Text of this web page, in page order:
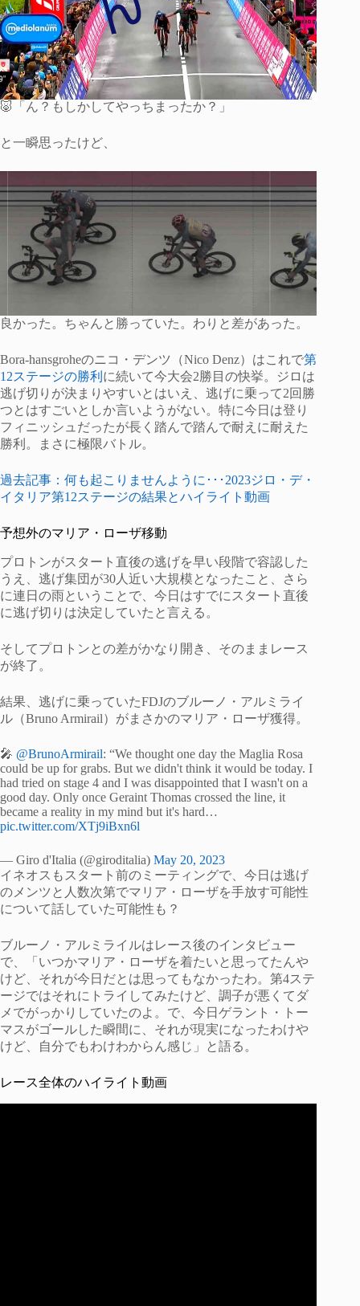
🐷「ん？もしかしてやっちまったか？」
と一瞬思ったけど、
良かった。ちゃんと勝っていた。わりと差があった。
Bora-hansgroheのニコ・デンツ（Nico Denz）はこれで第
12ステージの勝利 に続いて今大会2勝目の快挙。ジロは
逃げ切りが決まりやすいとはいえ、逃げに乗って2回勝
つとはすごいとしか言いようがない。特に今日は登り
フィニッシュだったが長く踏んで踏んで耐えに耐えた
勝利。まさに極限バトル。
過去記事：何も起こりませんように･･･2023ジロ・デ・
イタリア第12ステージの結果とハイライト動画
予想外のマリア・ローザ移動
プロトンがスタート直後の逃げを早い段階で容認した
うえ、逃げ集団が30人近い大規模となったこと、さら
に連日の雨ということで、今日はすでにスタート直後
に逃げ切りは決定していたと言える。
そしてプロトンとの差がかなり開き、そのままレース
が終了。
結果、逃げに乗っていたFDJのブルーノ・アルミライ
ル（Bruno Armirail）がまさかのマリア・ローザ獲得。
🎤 @BrunoArmirail: “We thought one day the Maglia Rosa
could be up for grabs. But we didn't think it would be today. I
had tried on stage 4 and I was disappointed that I wasn't on a
good day. Only once Geraint Thomas crossed the line, it
became a reality in my mind but it's hard…
pic.twitter.com/XTj9iBxn6l
— Giro d'Italia (@giroditalia) May 20, 2023
イネオスもスタート前のミーティングで、今日は逃げ
のメンツと人数次第でマリア・ローザを手放す可能性
について話していた可能性も？
ブルーノ・アルミライルはレース後のインタビュー
で、「いつかマリア・ローザを着たいと思ってたんや
けど、それが今日だとは思ってもなかったわ。第4ステ
ージではそれにトライしてみたけど、調子が悪くてダ
メでがっかりしていたのよ。で、今日ゲラント・トー
マスがゴールした瞬間に、それが現実になったわけや
けど、自分でもわけわからん感じ」と語る。
レース全体のハイライト動画